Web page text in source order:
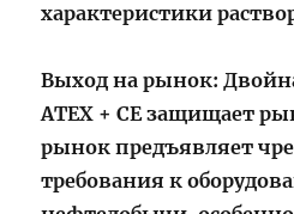
характеристики
Выход на рынок:
ATEX + CE защищает
рынок предъявляет
требования к